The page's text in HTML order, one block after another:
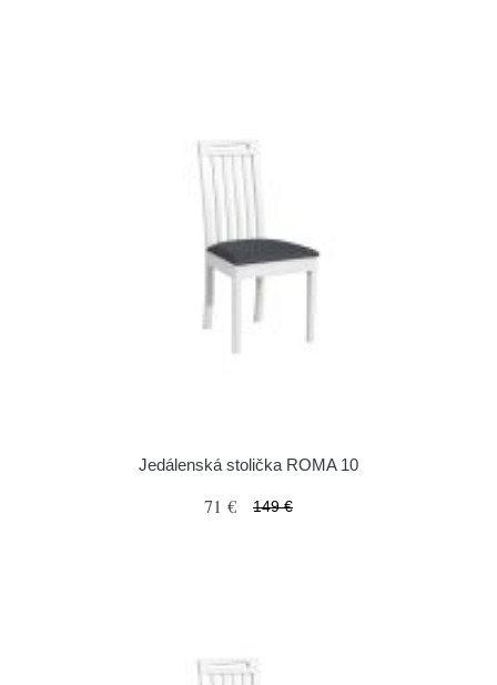
Jedálenská stolička ROMA 10
71 € 149 €